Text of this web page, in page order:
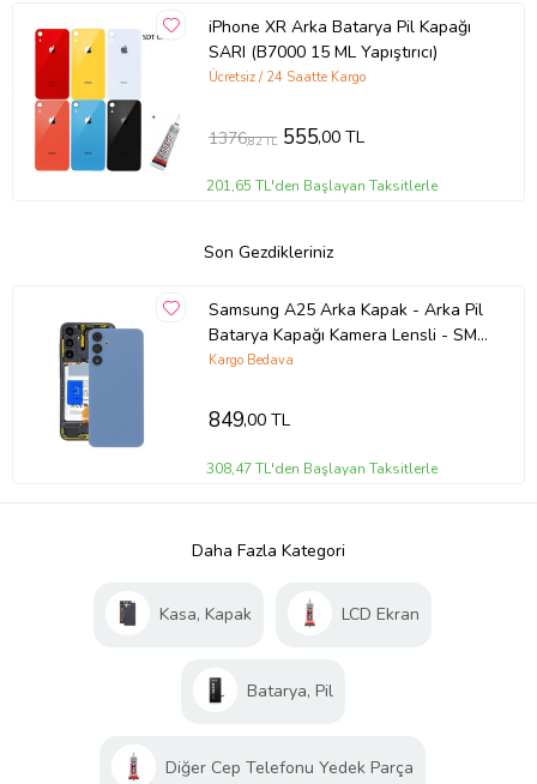
iPhone XR Arka Batarya Pil Kapağı
SARI (B7000 15 ML Yapıştırıcı)
Ücretsiz / 24 Saatte Kargo
1376,82 TL 555,00 TL
201,65 TL'den Başlayan Taksitlerle
Son Gezdikleriniz
Samsung A25 Arka Kapak - Arka Pil
Batarya Kapağı Kamera Lensli - SM-
A256 Uyumlu (Mavi)
Kargo Bedava
849,00 TL
308,47 TL'den Başlayan Taksitlerle
Daha Fazla Kategori
Kasa, Kapak LCD Ekran
Batarya, Pil
Diğer Cep Telefonu Yedek Parça